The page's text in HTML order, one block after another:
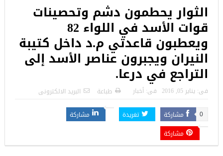
الثوار يحطمون دشم وتحصينات
قوات الأسد في اللواء 82
ويعطبون قاعدتي م.د داخل كتيبة
النيران ويجبرون عناصر الأسد إلى
التراجع في درعا.
فى: يناير 05, 2016 فى: أخبار طباعة البريد الالكترونى
مشاركة 0 تغريدة
مشاركة
مشاركة